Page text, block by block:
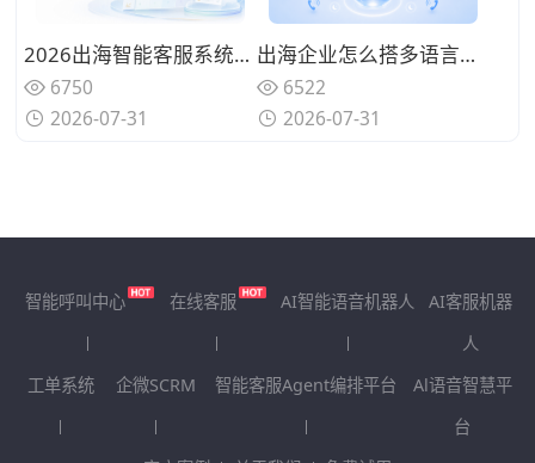
2026出海智能客服系统选型方法论：构建适配全球化业务的评估框架
6750
2026-07-31
出海企业怎么搭多语言多时区智能客服系统？从WhatsApp接入到非工时间自动应答
6522
2026-07-31
智能呼叫中心 在线客服 AI智能语音机器人
AI客服机器
人
工单系统
企微SCRM 智能客服Agent编排平台
Al语音智慧平
台